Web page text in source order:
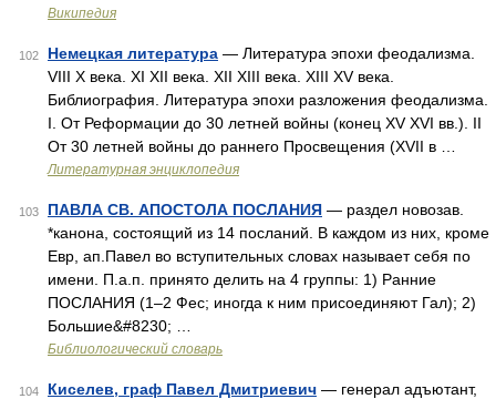
Википедия
102 Немецкая литература — Литература эпохи феодализма.
VIII X века. XI XII века. XII XIII века. XIII XV века.
Библиография. Литература эпохи разложения феодализма.
I. От Реформации до 30 летней войны (конец XV XVI вв.). II
От 30 летней войны до раннего Просвещения (XVII в …
Литературная энциклопедия
103 ПАВЛА СВ. АПОСТОЛА ПОСЛАНИЯ — раздел новозав.
*канона, состоящий из 14 посланий. В каждом из них, кроме
Евр, ап.Павел во вступительных словах называет себя по
имени. П.а.п. принято делить на 4 группы: 1) Ранние
ПОСЛАНИЯ (1–2 Фес; иногда к ним присоединяют Гал); 2)
Большие&#8230; …
Библиологический словарь
104 Киселев, граф Павел Дмитриевич — генерал адъютант,